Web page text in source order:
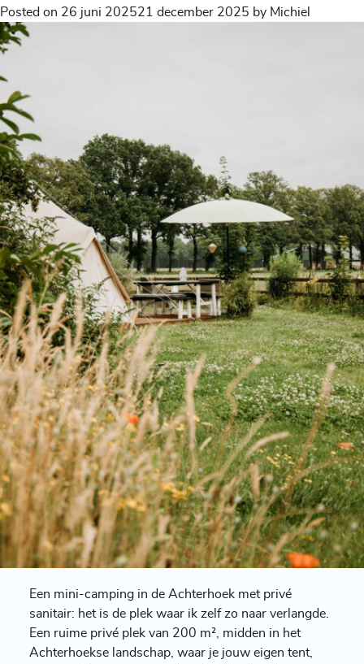
Posted on 26 juni 202521 december 2025 by Michiel
Een mini-camping in de Achterhoek met privé
sanitair: het is de plek waar ik zelf zo naar verlangde.
Een ruime privé plek van 200 m², midden in het
Achterhoekse landschap, waar je jouw eigen tent,